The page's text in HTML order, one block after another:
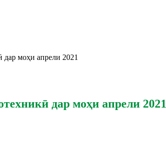
моҳи апрели 2021
дар моҳи апрели 2021